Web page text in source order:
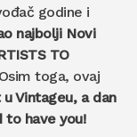
godine i
najbolji Novi
TO
Osim toga, ovaj
Vintageu, a dan
to have you!